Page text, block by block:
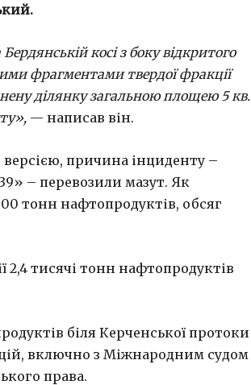
косі з боку відкритого
фрагментами твердої фракції
ділянку загальною площею 5 кв.
— написав він.
версією, причина інциденту –
– перевозили мазут. Як
тонн нафтопродуктів, обсяг
2,4 тисячі тонн нафтопродуктів
біля Керченської протоки
включно з Міжнародним судом
права.